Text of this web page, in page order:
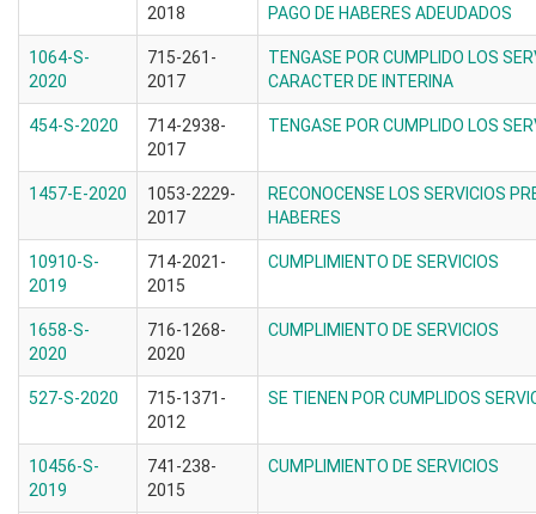
2018
PAGO DE HABERES ADEUDADOS
1064-S-
2020
715-261-
2017
TENGASE POR CUMPLIDO LOS
CARACTER DE INTERINA
454-S-2020
714-2938-
2017
TENGASE POR CUMPLIDO LOS
1457-E-2020
1053-2229-
2017
RECONOCENSE LOS SERVICIOS
HABERES
10910-S-
2019
714-2021-
2015
CUMPLIMIENTO DE SERVICIOS
1658-S-
2020
716-1268-
2020
CUMPLIMIENTO DE SERVICIOS
527-S-2020
715-1371-
2012
SE TIENEN POR CUMPLIDOS
10456-S-
2019
741-238-
2015
CUMPLIMIENTO DE SERVICIOS